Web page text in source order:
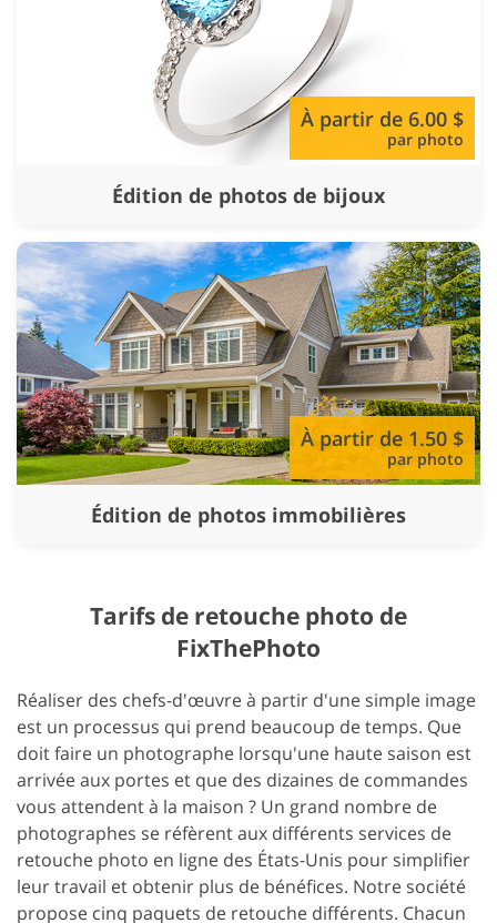
À partir de 6.00 $
par photo
Édition de photos de bijoux
À partir de 1.50 $
par photo
Édition de photos immobilières
Tarifs de retouche photo de
FixThePhoto
Réaliser des chefs-d'œuvre à partir d'une simple image
est un processus qui prend beaucoup de temps. Que
doit faire un photographe lorsqu'une haute saison est
arrivée aux portes et que des dizaines de commandes
vous attendent à la maison ? Un grand nombre de
photographes se réfèrent aux différents services de
retouche photo en ligne des États-Unis pour simplifier
leur travail et obtenir plus de bénéfices. Notre société
propose cinq paquets de retouche différents. Chacun